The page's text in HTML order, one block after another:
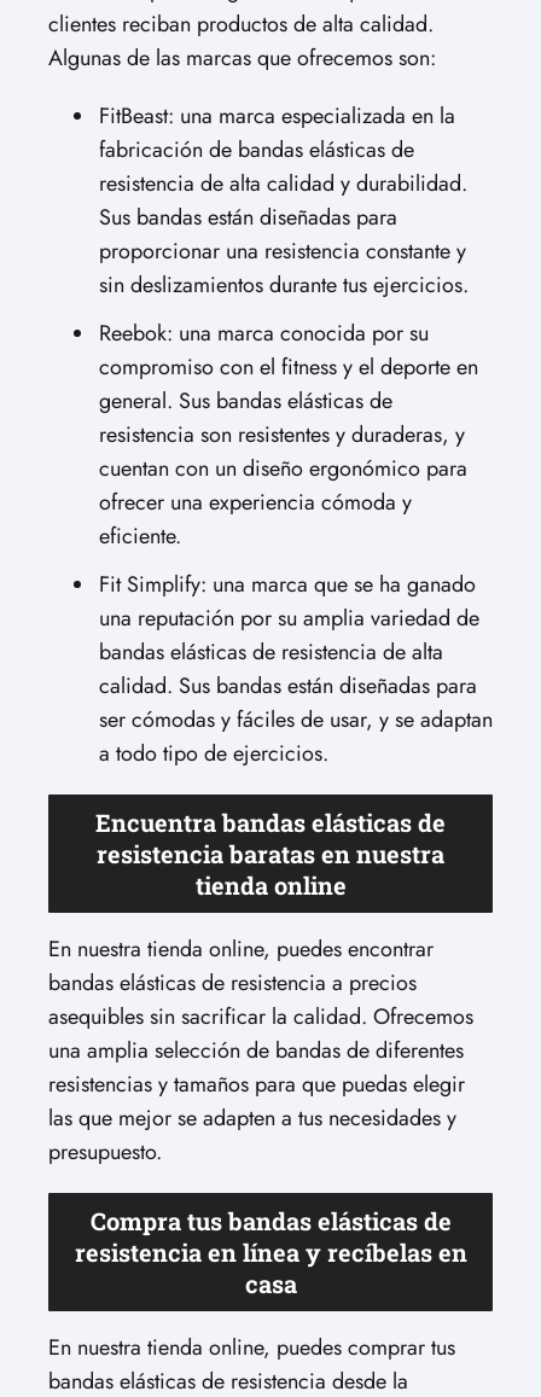
clientes reciban productos de alta calidad.
Algunas de las marcas que ofrecemos son:
FitBeast: una marca especializada en la
fabricación de bandas elásticas de
resistencia de alta calidad y durabilidad.
Sus bandas están diseñadas para
proporcionar una resistencia constante y
sin deslizamientos durante tus ejercicios.
Reebok: una marca conocida por su
compromiso con el fitness y el deporte en
general. Sus bandas elásticas de
resistencia son resistentes y duraderas, y
cuentan con un diseño ergonómico para
ofrecer una experiencia cómoda y
eficiente.
Fit Simplify: una marca que se ha ganado
una reputación por su amplia variedad de
bandas elásticas de resistencia de alta
calidad. Sus bandas están diseñadas para
ser cómodas y fáciles de usar, y se adaptan
a todo tipo de ejercicios.
Encuentra bandas elásticas de
resistencia baratas en nuestra
tienda online
En nuestra tienda online, puedes encontrar
bandas elásticas de resistencia a precios
asequibles sin sacrificar la calidad. Ofrecemos
una amplia selección de bandas de diferentes
resistencias y tamaños para que puedas elegir
las que mejor se adapten a tus necesidades y
presupuesto.
Compra tus bandas elásticas de
resistencia en línea y recíbelas en
casa
En nuestra tienda online, puedes comprar tus
bandas elásticas de resistencia desde la